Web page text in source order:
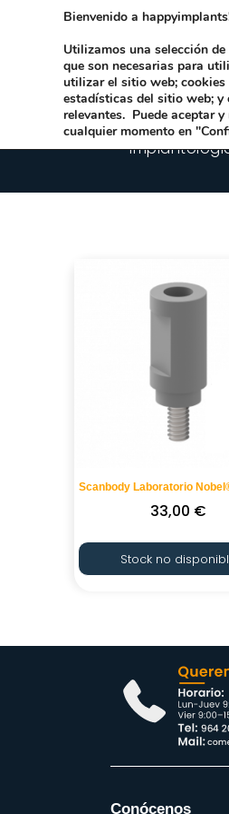
Scanbody Laboratorio
33,00 €
Stock no
Conócenos
Bienvenido a
Utilizamos una selección
que son necesarias para
utilizar el sitio web; cookies
estadísticas del sitio web;
relevantes. Puede aceptar
cualquier momento en